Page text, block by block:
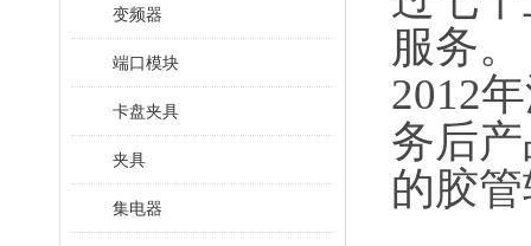
变频器
端口模块
卡盘夹具
夹具
集电器
服务。
2012
务后
的胶